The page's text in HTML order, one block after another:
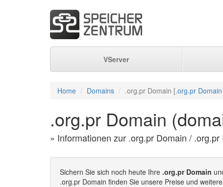
VServer
Home Domains .org.pr Domain [.org.pr
.org.pr Domain
» Informationen zur .org.pr Domain /
Sichern Sie sich noch heute Ihre .org.pr Domain
.org.pr Domain finden Sie unsere Preise und